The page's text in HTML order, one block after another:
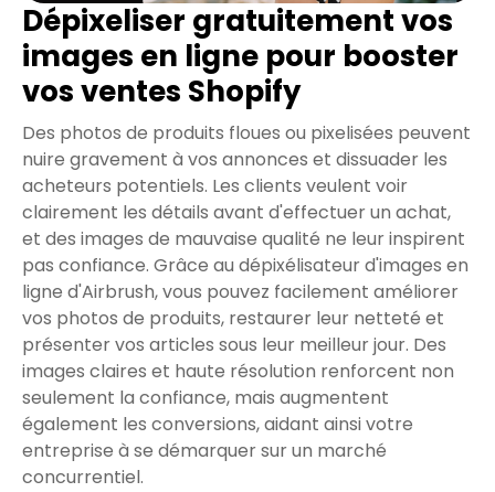
Dépixeliser gratuitement vos
images en ligne pour booster
vos ventes Shopify
Des photos de produits floues ou pixelisées peuvent
nuire gravement à vos annonces et dissuader les
acheteurs potentiels. Les clients veulent voir
clairement les détails avant d'effectuer un achat,
et des images de mauvaise qualité ne leur inspirent
pas confiance. Grâce au dépixélisateur d'images en
ligne d'Airbrush, vous pouvez facilement améliorer
vos photos de produits, restaurer leur netteté et
présenter vos articles sous leur meilleur jour. Des
images claires et haute résolution renforcent non
seulement la confiance, mais augmentent
également les conversions, aidant ainsi votre
entreprise à se démarquer sur un marché
concurrentiel.